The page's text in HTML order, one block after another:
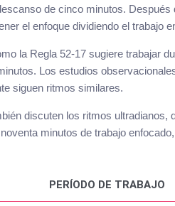
de cinco minutos.
el enfoque dividiendo el trabajo
la Regla 52-17 sugiere trabajar
Los estudios
siguen ritmos similares.
discuten los ritmos
minutos de trabajo
PERÍODO DE TRABAJO